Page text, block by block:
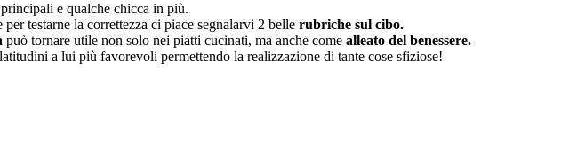
e qualche chicca in più.
testarne la correttezza ci piace segnalarvi 2 belle rubriche sul cibo.
può tornare utile non solo nei piatti cucinati, ma anche come alleato del benessere.
a lui più favorevoli permettendo la realizzazione di tante cose sfiziose!